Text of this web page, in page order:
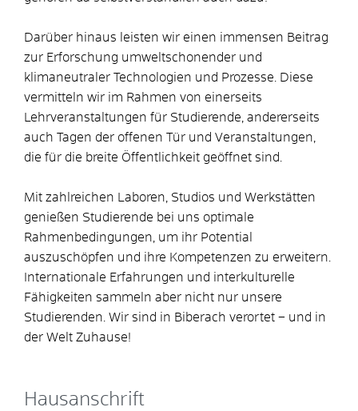
Darüber hinaus leisten wir einen immensen Beitrag
zur Erforschung umweltschonender und
klimaneutraler Technologien und Prozesse. Diese
vermitteln wir im Rahmen von einerseits
Lehrveranstaltungen für Studierende, andererseits
auch Tagen der offenen Tür und Veranstaltungen,
die für die breite Öffentlichkeit geöffnet sind.
Mit zahlreichen Laboren, Studios und Werkstätten
genießen Studierende bei uns optimale
Rahmenbedingungen, um ihr Potential
auszuschöpfen und ihre Kompetenzen zu erweitern.
Internationale Erfahrungen und interkulturelle
Fähigkeiten sammeln aber nicht nur unsere
Studierenden. Wir sind in Biberach verortet – und in
der Welt Zuhause!
Hausanschrift